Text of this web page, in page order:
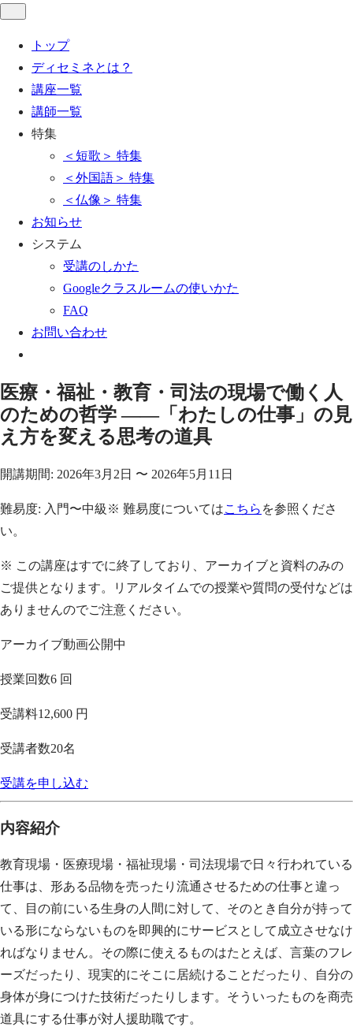
トップ
ディセミネとは？
講座一覧
講師一覧
特集
＜短歌＞ 特集
＜外国語＞ 特集
＜仏像＞ 特集
お知らせ
システム
受講のしかた
Googleクラスルームの使いかた
FAQ
お問い合わせ
医療・福祉・教育・司法の現場で働く人
のための哲学 ——「わたしの仕事」の見
え方を変える思考の道具
開講期間: 2026年3月2日 〜 2026年5月11日
難易度: 入門〜中級 ※ 難易度についてはこちら を参照くださ
い。
※ この講座はすでに終了しており、アーカイブと資料のみの
ご提供となります。リアルタイムでの授業や質問の受付などは
ありませんのでご注意ください。
アーカイブ動画公開中
授業回数6 回
受講料12,600 円
受講者数20名
受講を申し込む
内容紹介
教育現場・医療現場・福祉現場・司法現場で日々行われている
仕事は、形ある品物を売ったり流通させるための仕事と違っ
て、目の前にいる生身の人間に対して、そのとき自分が持って
いる形にならないものを即興的にサービスとして成立させなけ
ればなりません。その際に使えるものはたとえば、言葉のフレ
ーズだったり、現実的にそこに居続けることだったり、自分の
身体が身につけた技術だったりします。そういったものを商売
道具にする仕事が対人援助職です。